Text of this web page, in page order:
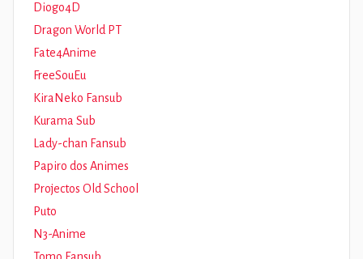
Diogo4D
Dragon World PT
Fate4Anime
FreeSouEu
KiraNeko Fansub
Kurama Sub
Lady-chan Fansub
Papiro dos Animes
Projectos Old School
Puto
N3-Anime